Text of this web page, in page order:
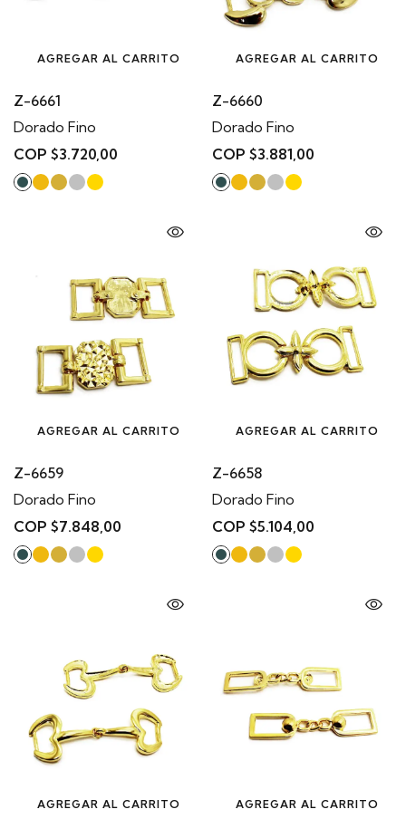
AGREGAR AL CARRITO
Z-6661
Dorado Fino
COP $3.720,00
AGREGAR AL CARRITO
Z-6660
Dorado Fino
COP $3.881,00
AGREGAR AL CARRITO
Z-6659
Dorado Fino
COP $7.848,00
AGREGAR AL CARRITO
Z-6658
Dorado Fino
COP $5.104,00
AGREGAR AL CARRITO AGREGAR AL CARRITO